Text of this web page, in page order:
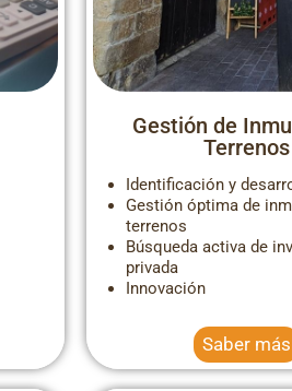
Gestión de
Terrenos
Identificación y
Gestión óptima de
terrenos
Búsqueda activa de
privada
Innovación
Saber más